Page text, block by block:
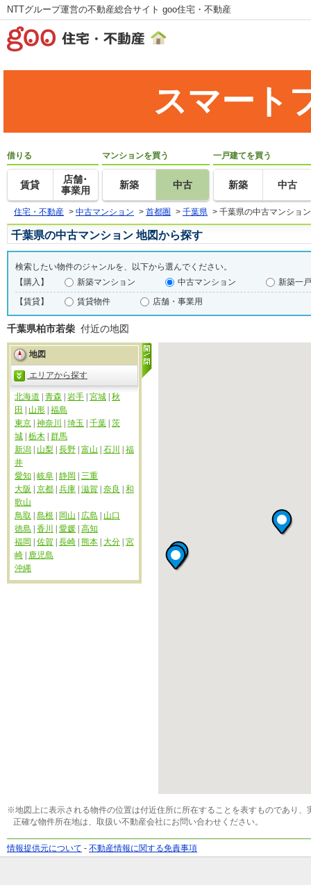
NTTグループ運営の不動産総合サイト goo住宅・不動産
スマート
借りる
賃貸
店舗･
事業用
マンションを買う
新築 中古
一戸建てを買う
新築 中古
住宅・不動産 > 中古マンション > 首都圏 > 千葉県 > 千葉県の中古マンショ
千葉県の中古マンション 地図から探す
検索したい物件のジャンルを、以下から選んでください。
【購入】
新築マンション 中古マンション
新築一
【賃貸】
賃貸物件 店舗・事業用
千葉県柏市若柴 付近の地図
地図
エリアから探す
北海道 青森 岩手 宮城 秋
田
山形 福島
東京 神奈川 埼玉 千葉 茨
城 栃木 群馬
新潟
山梨 長野 富山 石川
福
井
愛知
岐阜 静岡
三重
大阪
京都 兵庫 滋賀 奈良
和
歌山
鳥取
島根 岡山 広島
山口
徳島
香川 愛媛 高知
福岡
佐賀 長崎 熊本 大分 宮
崎
鹿児島
沖縄
※地図上に表示される物件の位置は付近住所に所在することを表すものであり
正確な物件所在地は、取扱い不動産会社にお問い合わせください。
情報提供元について - 不動産情報に関する免責事項